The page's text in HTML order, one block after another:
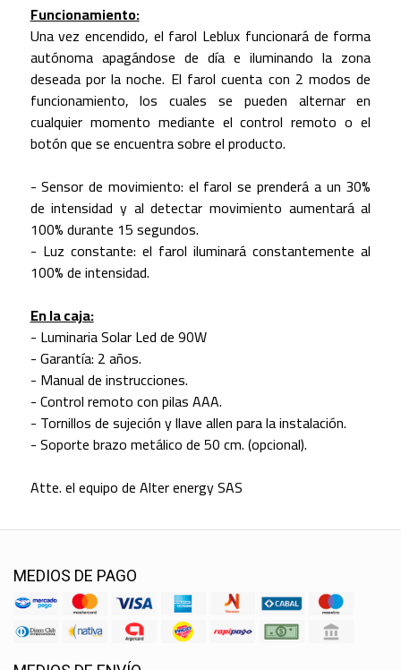
Funcionamiento:
Una vez encendido, el farol Leblux funcionará de forma
autónoma apagándose de día e iluminando la zona
deseada por la noche. El farol cuenta con 2 modos de
funcionamiento, los cuales se pueden alternar en
cualquier momento mediante el control remoto o el
botón que se encuentra sobre el producto.
- Sensor de movimiento: el farol se prenderá a un 30%
de intensidad y al detectar movimiento aumentará al
100% durante 15 segundos.
- Luz constante: el farol iluminará constantemente al
100% de intensidad.
En la caja:
- Luminaria Solar Led de 90W
- Garantía: 2 años.
- Manual de instrucciones.
- Control remoto con pilas AAA.
- Tornillos de sujeción y llave allen para la instalación.
- Soporte brazo metálico de 50 cm. (opcional).
Atte. el equipo de Alter energy SAS
MEDIOS DE PAGO